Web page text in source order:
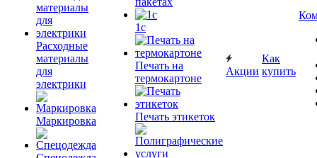
Расходные
материалы
для
электрики
Маркировка
1c
Печать на
термокартоне
Печать этикеток
Акции
Как
купить